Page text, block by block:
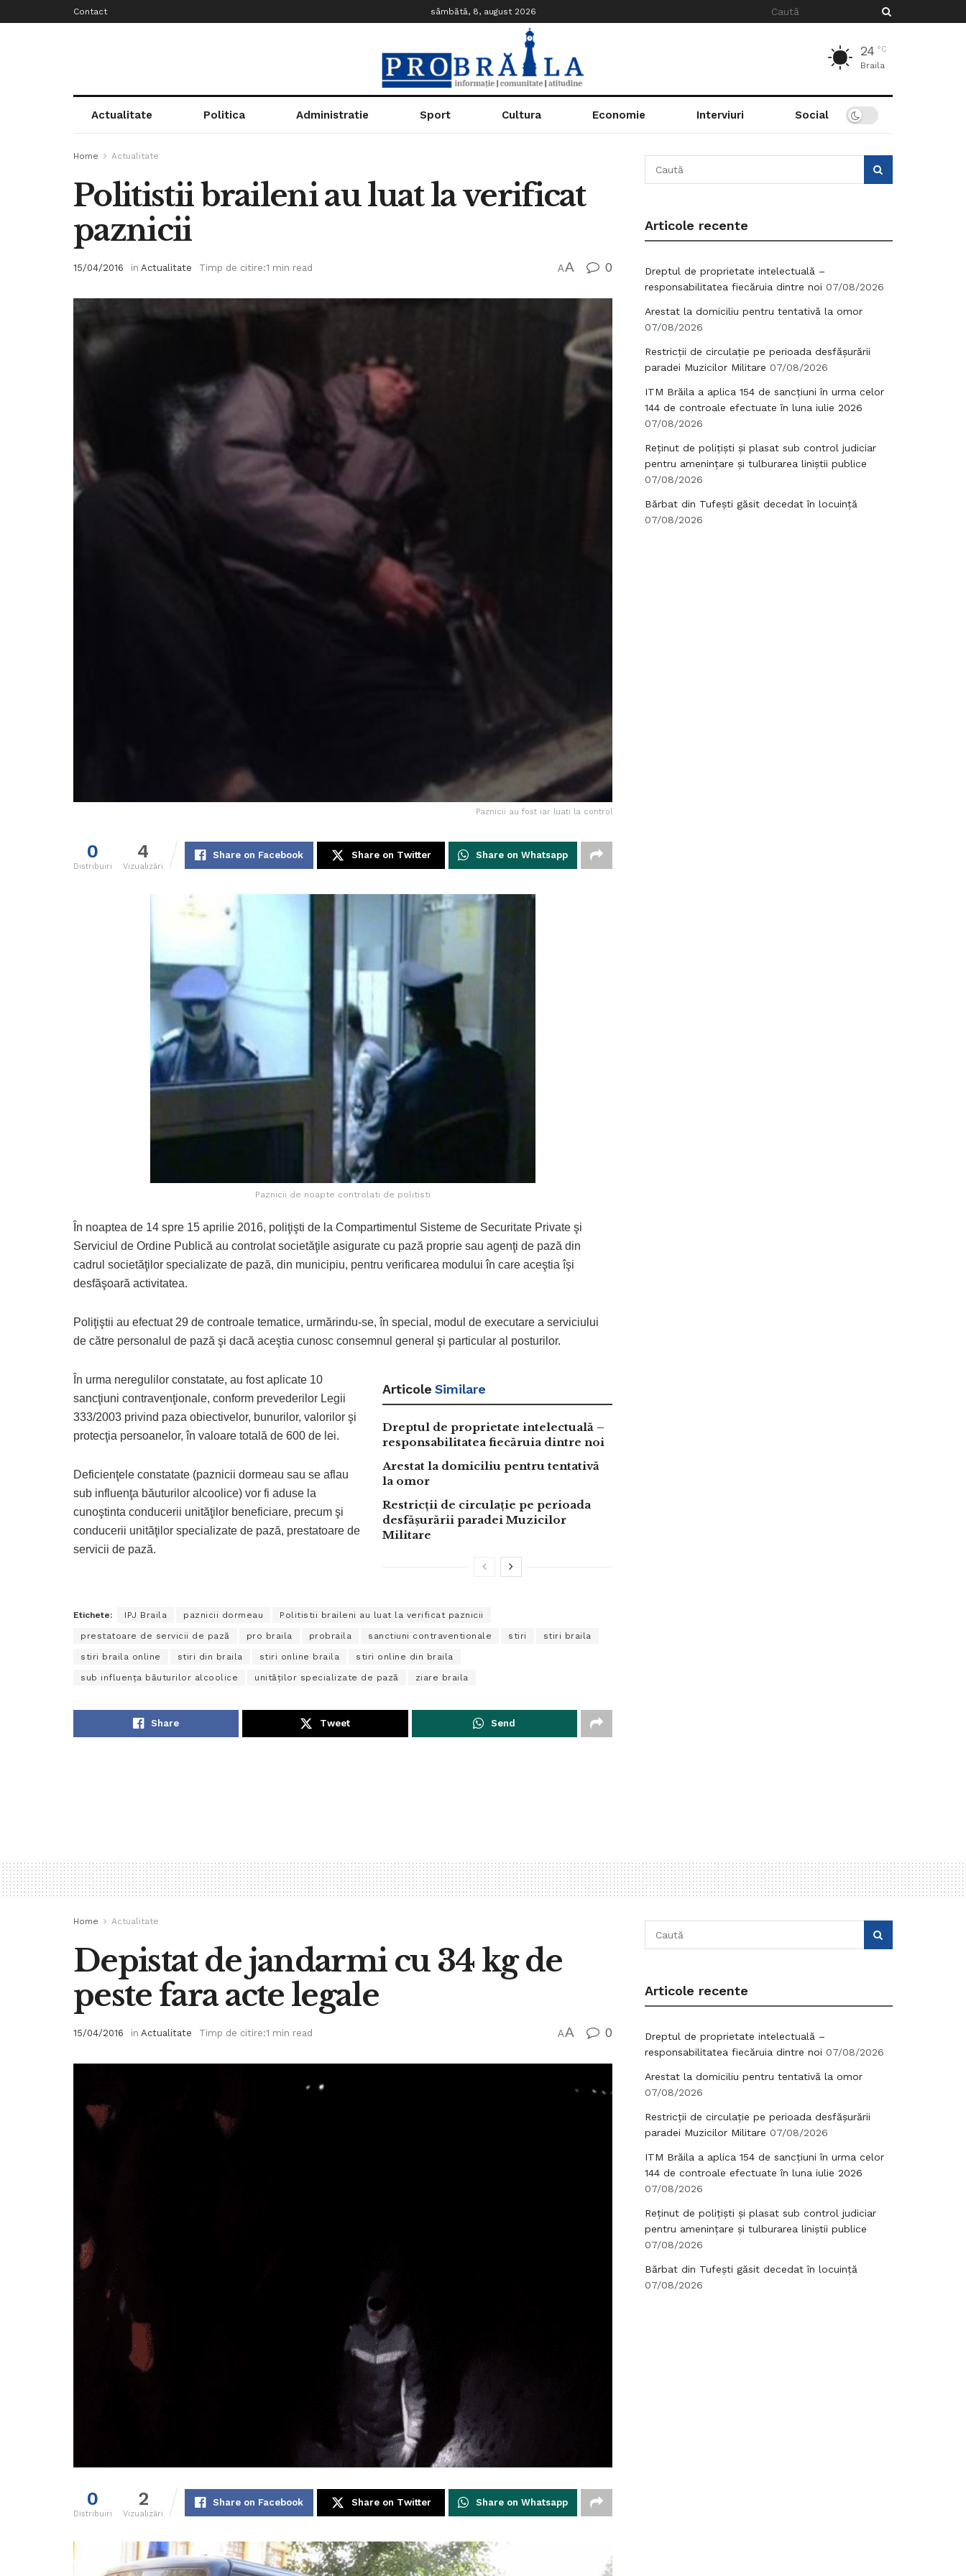
Contact sâmbătă, 8, august 2026
24 °C
Braila
Actualitate Politica Administratie Sport Cultura Economie Interviuri Social
Home Actualitate
Politistii braileni au luat la verificat
paznicii
15/04/2016 in Actualitate Timp de citire:1 min read AA 0
Paznicii au fost iar luati la control
0
Distribuiri
4
Vizualizări
Share on Facebook Share on Twitter Share on Whatsapp
Paznicii de noapte controlati de politisti
În noaptea de 14 spre 15 aprilie 2016, poliţişti de la Compartimentul Sisteme de Securitate Private şi
Serviciul de Ordine Publică au controlat societăţile asigurate cu pază proprie sau agenţi de pază din
cadrul societăţilor specializate de pază, din municipiu, pentru verificarea modului în care aceştia îşi
desfăşoară activitatea.
Poliţiştii au efectuat 29 de controale tematice, urmărindu-se, în special, modul de executare a serviciului
de către personalul de pază şi dacă aceştia cunosc consemnul general şi particular al posturilor.
Articole Similare
Dreptul de proprietate intelectuală –
responsabilitatea fiecăruia dintre noi
Arestat la domiciliu pentru tentativă
la omor
Restricții de circulație pe perioada
desfășurării paradei Muzicilor
Militare
În urma neregulilor constatate, au fost aplicate 10
sancţiuni contravenţionale, conform prevederilor Legii
333/2003 privind paza obiectivelor, bunurilor, valorilor şi
protecţia persoanelor, în valoare totală de 600 de lei.
Deficienţele constatate (paznicii dormeau sau se aflau
sub influenţa băuturilor alcoolice) vor fi aduse la
cunoştinta conducerii unităţilor beneficiare, precum şi
conducerii unităţilor specializate de pază, prestatoare de
servicii de pază.
Etichete: IPJ Braila paznicii dormeau Politistii braileni au luat la verificat paznicii
prestatoare de servicii de pază pro braila probraila sanctiuni contraventionale stiri stiri braila
stiri braila online stiri din braila stiri online braila stiri online din braila
sub influenţa băuturilor alcoolice unităţilor specializate de pază ziare braila
Share Tweet Send
Articole recente
Dreptul de proprietate intelectuală –
responsabilitatea fiecăruia dintre noi 07/08/2026
Arestat la domiciliu pentru tentativă la omor
07/08/2026
Restricții de circulație pe perioada desfășurării
paradei Muzicilor Militare 07/08/2026
ITM Brăila a aplica 154 de sancțiuni în urma celor
144 de controale efectuate în luna iulie 2026
07/08/2026
Reținut de polițiști și plasat sub control judiciar
pentru amenințare și tulburarea liniștii publice
07/08/2026
Bărbat din Tufești găsit decedat în locuință
07/08/2026
Home Actualitate
Depistat de jandarmi cu 34 kg de
peste fara acte legale
15/04/2016 in Actualitate Timp de citire:1 min read AA 0
0
Distribuiri
2
Vizualizări
Share on Facebook Share on Twitter Share on Whatsapp
Articole recente
Dreptul de proprietate intelectuală –
responsabilitatea fiecăruia dintre noi 07/08/2026
Arestat la domiciliu pentru tentativă la omor
07/08/2026
Restricții de circulație pe perioada desfășurării
paradei Muzicilor Militare 07/08/2026
ITM Brăila a aplica 154 de sancțiuni în urma celor
144 de controale efectuate în luna iulie 2026
07/08/2026
Reținut de polițiști și plasat sub control judiciar
pentru amenințare și tulburarea liniștii publice
07/08/2026
Bărbat din Tufești găsit decedat în locuință
07/08/2026